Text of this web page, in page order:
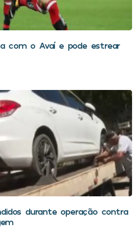
com o Avaí e pode estrear
durante operação contra